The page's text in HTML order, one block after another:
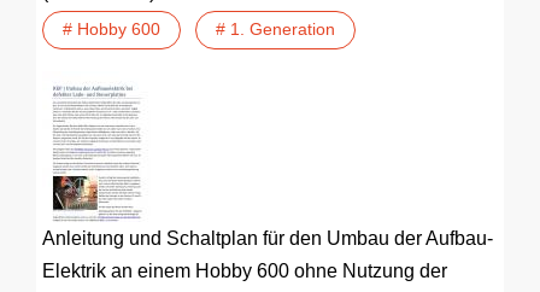
# Hobby 600 # 1. Generation
Anleitung und Schaltplan für den Umbau der Aufbau-
Elektrik an einem Hobby 600 ohne Nutzung der